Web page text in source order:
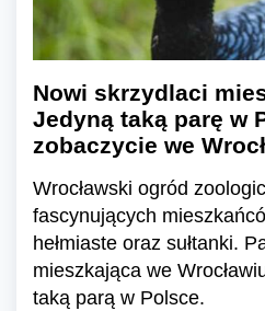
Nowi skrzydlaci
Jedyną taką parę w
zobaczycie we
Wrocławski ogród
fascynujących
hełmiaste oraz sułtanki.
mieszkająca we
taką parą w Polsce.